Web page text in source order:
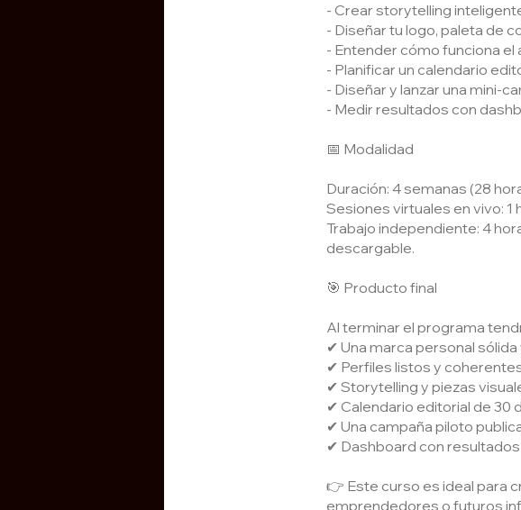
- Crear storytelling
- Diseñar tu logo, paleta de
- Entender cómo funciona el
- Planificar un calendario
- Diseñar y lanzar una mini-
- Medir resultados con
📅 Modalidad
Duración: 4 semanas (28
Sesiones virtuales en vivo: 1
Trabajo independiente: 4
descargable.
🎯 Producto final
Al terminar el programa
✔ Una marca personal
✔ Perfiles listos y
✔ Storytelling y piezas
✔ Calendario editorial de 30
✔ Una campaña piloto
✔ Dashboard con resultados
👉 Este curso es ideal para
emprendedores o futuros